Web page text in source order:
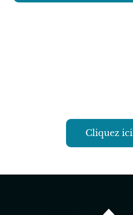
Cliquez ici